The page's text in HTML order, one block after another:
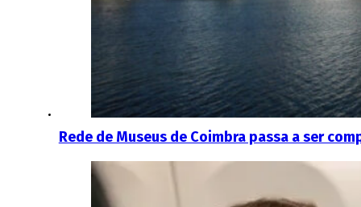
Rede de Museus de Coimbra passa a ser